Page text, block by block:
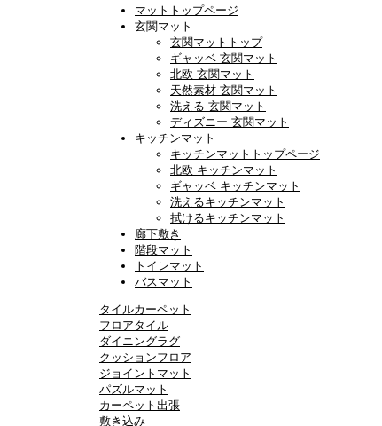
マットトップページ
玄関マット
玄関マットトップ
ギャッベ 玄関マット
北欧 玄関マット
天然素材 玄関マット
洗える 玄関マット
ディズニー 玄関マット
キッチンマット
キッチンマットトップページ
北欧 キッチンマット
ギャッベ キッチンマット
洗えるキッチンマット
拭けるキッチンマット
廊下敷き
階段マット
トイレマット
バスマット
タイルカーペット
フロアタイル
ダイニングラグ
クッションフロア
ジョイントマット
パズルマット
カーペット出張
敷き込み